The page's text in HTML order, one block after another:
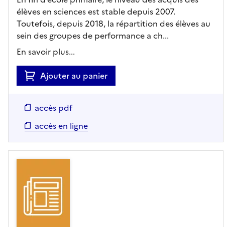
élèves en sciences est stable depuis 2007.
Toutefois, depuis 2018, la répartition des élèves au
sein des groupes de performance a ch...
En savoir plus...
Ajouter au panier
accès pdf
accès en ligne